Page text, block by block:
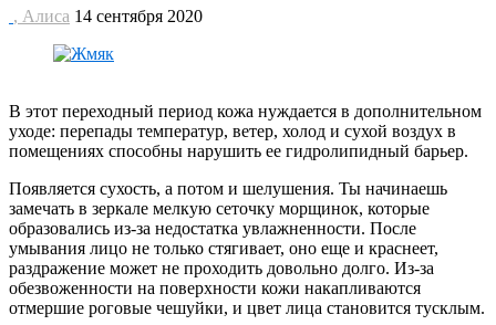
, Алиса 14 сентября 2020
В этот переходный период кожа нуждается в дополнительном
уходе: перепады температур, ветер, холод и сухой воздух в
помещениях способны нарушить ее гидролипидный барьер.
Появляется сухость, а потом и шелушения. Ты начинаешь
замечать в зеркале мелкую сеточку морщинок, которые
образовались из-за недостатка увлажненности. После
умывания лицо не только стягивает, оно еще и краснеет,
раздражение может не проходить довольно долго. Из-за
обезвоженности на поверхности кожи накапливаются
отмершие роговые чешуйки, и цвет лица становится тусклым.